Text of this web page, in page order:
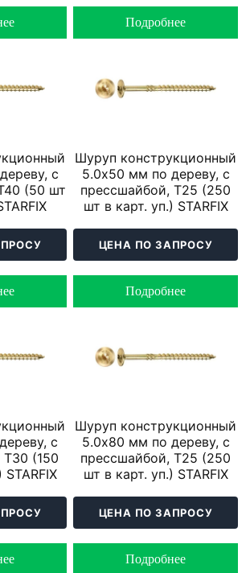
Подробнее
с
(50 шт
Шуруп конструкционный
5.0х50 мм по дереву, с
прессшайбой, T25 (250
шт в карт. уп.) STARFIX
ЦЕНА ПО ЗАПРОСУ
Подробнее
с
(150
Шуруп конструкционный
5.0х80 мм по дереву, с
прессшайбой, T25 (250
шт в карт. уп.) STARFIX
ЦЕНА ПО ЗАПРОСУ
Подробнее